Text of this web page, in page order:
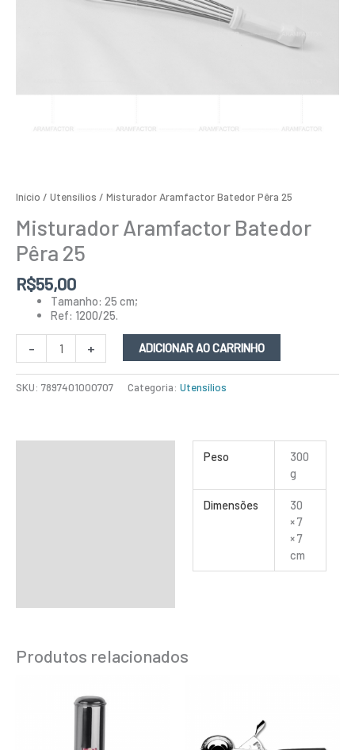
Início / Utensílios / Misturador Aramfactor Batedor Pêra 25
Misturador Aramfactor Batedor
Pêra 25
R$55,00
Tamanho: 25 cm;
Ref: 1200/25.
- + ADICIONAR AO CARRINHO
SKU: 7897401000707 Categoria: Utensílios
Peso
300
g
Dimensões
30
× 7
× 7
cm
Produtos relacionados